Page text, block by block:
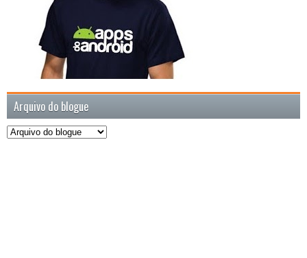
Arquivo do blogue